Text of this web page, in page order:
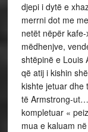
djepi i dytë e
merrni dot me
netët nëpër
mëdhenjve,
shtëpinë e Louis
që atij i kishin
kishte jetuar dhe
të Armstrong-
kompletuar «
mua e kaluam